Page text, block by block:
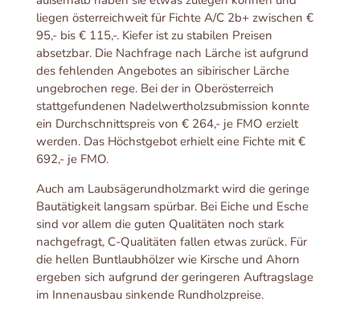
liegen österreichweit für Fichte A/C 2b+ zwischen €
95,- bis € 115,-. Kiefer ist zu stabilen Preisen
absetzbar. Die Nachfrage nach Lärche ist aufgrund
des fehlenden Angebotes an sibirischer Lärche
ungebrochen rege. Bei der in Oberösterreich
stattgefundenen Nadelwertholzsubmission konnte
ein Durchschnittspreis von € 264,- je FMO erzielt
werden. Das Höchstgebot erhielt eine Fichte mit €
692,- je FMO.
Auch am Laubsägerundholzmarkt wird die geringe
Bautätigkeit langsam spürbar. Bei Eiche und Esche
sind vor allem die guten Qualitäten noch stark
nachgefragt, C-Qualitäten fallen etwas zurück. Für
die hellen Buntlaubhölzer wie Kirsche und Ahorn
ergeben sich aufgrund der geringeren Auftragslage
im Innenausbau sinkende Rundholzpreise.